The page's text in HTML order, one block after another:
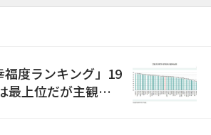
福度ランキング」19
上位だが主観的